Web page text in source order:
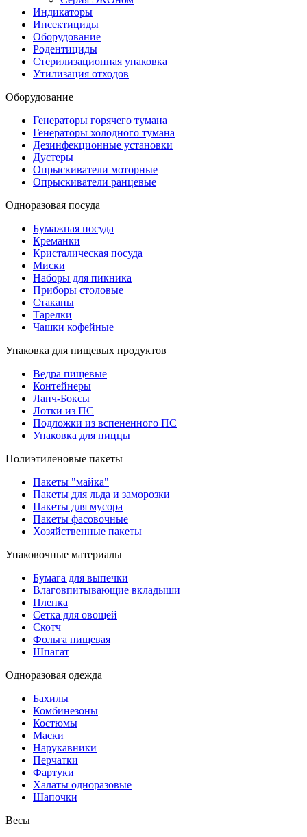
Индикаторы
Инсектициды
Оборудование
Родентициды
Стерилизационная упаковка
Утилизация отходов
Оборудование
Генераторы горячего тумана
Генераторы холодного тумана
Дезинфекционные установки
Дустеры
Опрыскиватели моторные
Опрыскиватели ранцевые
Одноразовая посуда
Бумажная посуда
Креманки
Кристалическая посуда
Миски
Наборы для пикника
Приборы столовые
Стаканы
Тарелки
Чашки кофейные
Упаковка для пищевых продуктов
Ведра пищевые
Контейнеры
Ланч-Боксы
Лотки из ПС
Подложки из вспененного ПС
Упаковка для пиццы
Полиэтиленовые пакеты
Пакеты "майка"
Пакеты для льда и заморозки
Пакеты для мусора
Пакеты фасовочные
Хозяйственные пакеты
Упаковочные материалы
Бумага для выпечки
Влаговпитывающие вкладыши
Пленка
Сетка для овощей
Скотч
Фольга пищевая
Шпагат
Одноразовая одежда
Бахилы
Комбинезоны
Костюмы
Маски
Нарукавники
Перчатки
Фартуки
Халаты одноразовые
Шапочки
Весы